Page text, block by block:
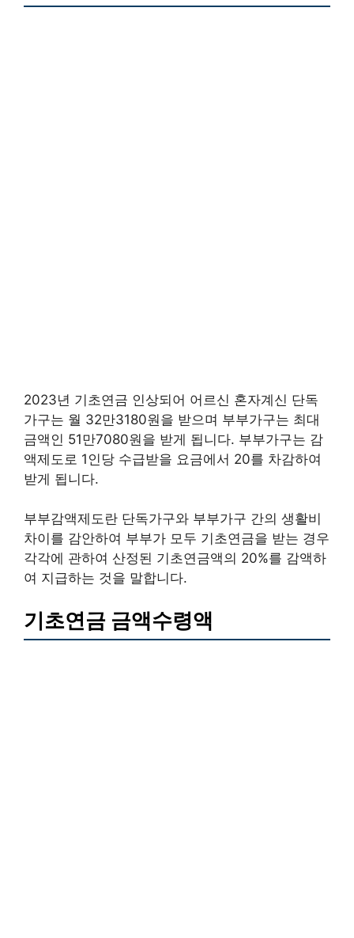
2023년 기초연금 인상되어 어르신 혼자계신 단독
가구는 월 32만3180원을 받으며 부부가구는 최대
금액인 51만7080원을 받게 됩니다. 부부가구는 감
액제도로 1인당 수급받을 요금에서 20를 차감하여
받게 됩니다.
부부감액제도란 단독가구와 부부가구 간의 생활비
차이를 감안하여 부부가 모두 기초연금을 받는 경우
각각에 관하여 산정된 기초연금액의 20%를 감액하
여 지급하는 것을 말합니다.
기초연금 금액수령액